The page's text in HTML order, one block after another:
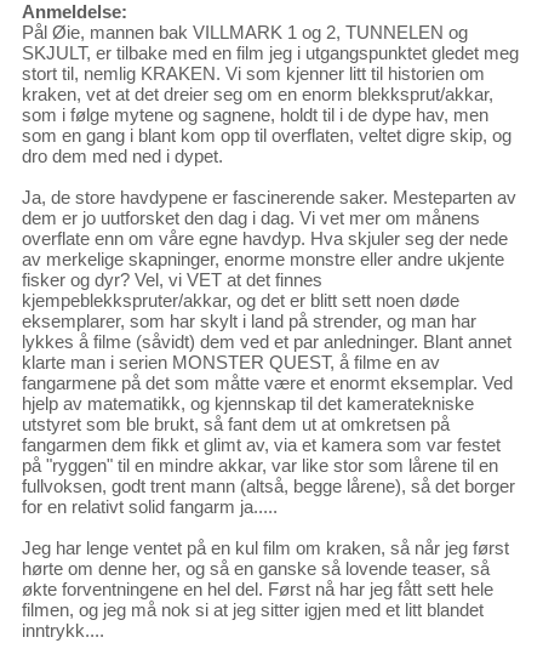
Anmeldelse:
Pål Øie, mannen bak VILLMARK 1 og 2, TUNNELEN og
SKJULT, er tilbake med en film jeg i utgangspunktet gledet meg
stort til, nemlig KRAKEN. Vi som kjenner litt til historien om
kraken, vet at det dreier seg om en enorm blekksprut/akkar,
som i følge mytene og sagnene, holdt til i de dype hav, men
som en gang i blant kom opp til overflaten, veltet digre skip, og
dro dem med ned i dypet.
Ja, de store havdypene er fascinerende saker. Mesteparten av
dem er jo uutforsket den dag i dag. Vi vet mer om månens
overflate enn om våre egne havdyp. Hva skjuler seg der nede
av merkelige skapninger, enorme monstre eller andre ukjente
fisker og dyr? Vel, vi VET at det finnes
kjempeblekkspruter/akkar, og det er blitt sett noen døde
eksemplarer, som har skylt i land på strender, og man har
lykkes å filme (såvidt) dem ved et par anledninger. Blant annet
klarte man i serien MONSTER QUEST, å filme en av
fangarmene på det som måtte være et enormt eksemplar. Ved
hjelp av matematikk, og kjennskap til det kameratekniske
utstyret som ble brukt, så fant dem ut at omkretsen på
fangarmen dem fikk et glimt av, via et kamera som var festet
på "ryggen" til en mindre akkar, var like stor som lårene til en
fullvoksen, godt trent mann (altså, begge lårene), så det borger
for en relativt solid fangarm ja.....
Jeg har lenge ventet på en kul film om kraken, så når jeg først
hørte om denne her, og så en ganske så lovende teaser, så
økte forventningene en hel del. Først nå har jeg fått sett hele
filmen, og jeg må nok si at jeg sitter igjen med et litt blandet
inntrykk....